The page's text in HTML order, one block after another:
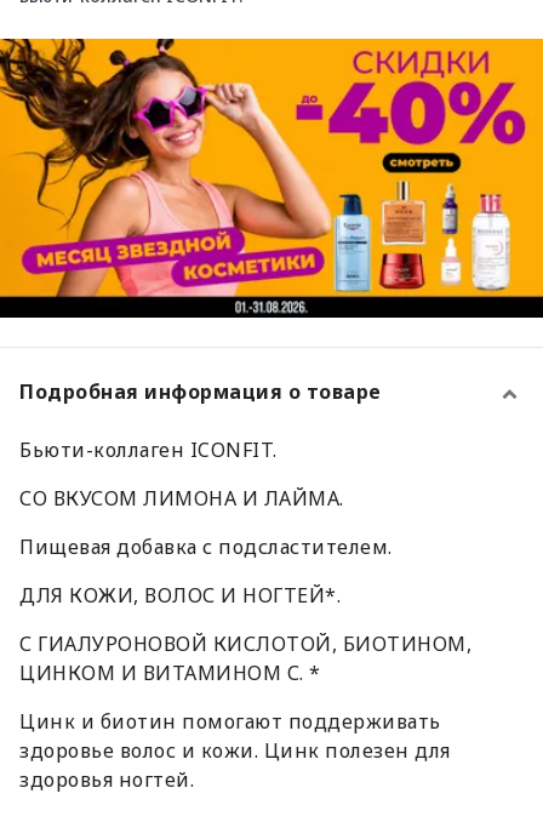
Подробная информация о товаре
Бьюти-коллаген ICONFIT.
СО ВКУСОМ ЛИМОНА И ЛАЙМА.
Пищевая добавка с подсластителем.
ДЛЯ КОЖИ, ВОЛОС И НОГТЕЙ*.
С ГИАЛУРОНОВОЙ КИСЛОТОЙ, БИОТИНОМ,
ЦИНКОМ И ВИТАМИНОМ С. *
Цинк и биотин помогают поддерживать
здоровье волос и кожи. Цинк полезен для
здоровья ногтей.